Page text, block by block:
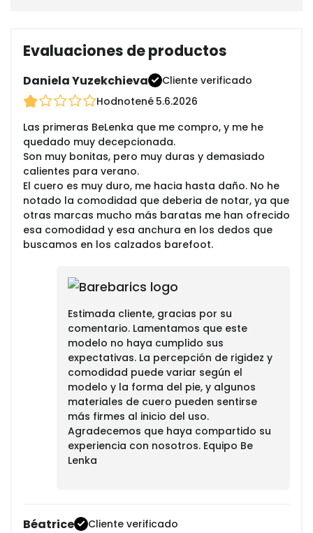
Evaluaciones de productos
Daniela Yuzekchieva
Cliente verificado
Hodnotené 5.6.2026
Las primeras BeLenka que me compro, y me he
quedado muy decepcionada.
Son muy bonitas, pero muy duras y demasiado
calientes para verano.
El cuero es muy duro, me hacia hasta daño. No he
notado la comodidad que deberia de notar, ya que
otras marcas mucho más baratas me han ofrecido
esa comodidad y esa anchura en los dedos que
buscamos en los calzados barefoot.
Estimada cliente, gracias por su
comentario. Lamentamos que este
modelo no haya cumplido sus
expectativas. La percepción de rigidez y
comodidad puede variar según el
modelo y la forma del pie, y algunos
materiales de cuero pueden sentirse
más firmes al inicio del uso.
Agradecemos que haya compartido su
experiencia con nosotros. Equipo Be
Lenka
Béatrice
Cliente verificado